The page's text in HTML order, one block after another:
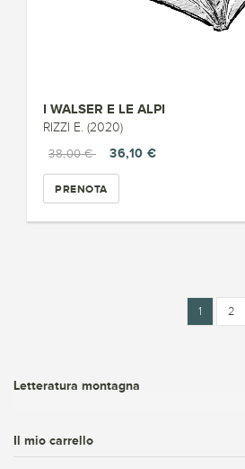
I WALSER E LE ALPI
RIZZI E. (2020)
38,00 €
36,10 €
PRENOTA
1 2
Letteratura montagna
Il mio carrello